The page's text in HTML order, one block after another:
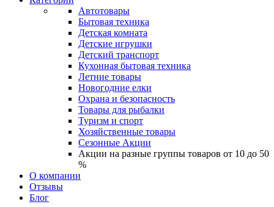
Автотовары
Бытовая техника
Детская комната
Детские игрушки
Детский транспорт
Кухонная бытовая техника
Летние товары
Новогодние елки
Охрана и безопасность
Товары для рыбалки
Туризм и спорт
Хозяйственные товары
Сезонные Акции
Акции на разные группы товаров от 10 до 50
%
О компании
Отзывы
Блог